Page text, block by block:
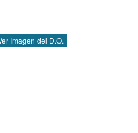
Imagen del D.O.